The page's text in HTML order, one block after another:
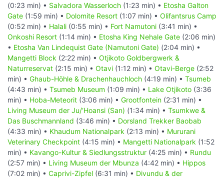
(0:23 min) • Salvadora Wasserloch (1:23 min) • Etosha Galton
Gate (1:59 min) • Dolomite Resort (1:07 min) • Olifantsrus Camp
(0:52 min) • Halali (0:55 min) • Fort Namutoni (3:41 min) •
Onkoshi Resort (1:14 min) • Etosha King Nehale Gate (2:06 min)
• Etosha Van Lindequist Gate (Namutoni Gate) (2:04 min) •
Mangetti Block (2:22 min) • Otjikoto Goldbergwerk &
Naturreservat (2:15 min) • Otavi (1:12 min) • Otavi-Berge (2:52
min) • Ghaub-Höhle & Drachenhauchloch (4:19 min) • Tsumeb
(4:43 min) • Tsumeb Museum (1:09 min) • Lake Otjikoto (3:36
min) • Hoba-Meteorit (3:06 min) • Grootfontein (2:31 min) •
Living Museum der Ju/‘Hoansi (San) (1:34 min) • Tsumkwe &
Das Buschmannland (3:46 min) • Dorsland Trekker Baobab
(4:33 min) • Khaudum Nationalpark (2:13 min) • Mururani
Veterinary Checkpoint (4:15 min) • Mangetti Nationalpark (1:52
min) • Kavango-Kultur & Siedlungsstruktur (4:25 min) • Rundu
(2:57 min) • Living Museum der Mbunza (4:42 min) • Hippos
(7:02 min) • Caprivi-Zipfel (6:31 min) • Divundu & der